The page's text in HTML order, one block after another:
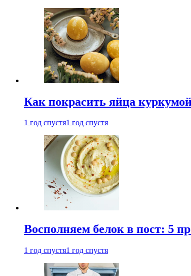
Как покрасить яйца
1 год спустя1 год спустя
Восполняем белок в пост: 5
1 год спустя1 год спустя